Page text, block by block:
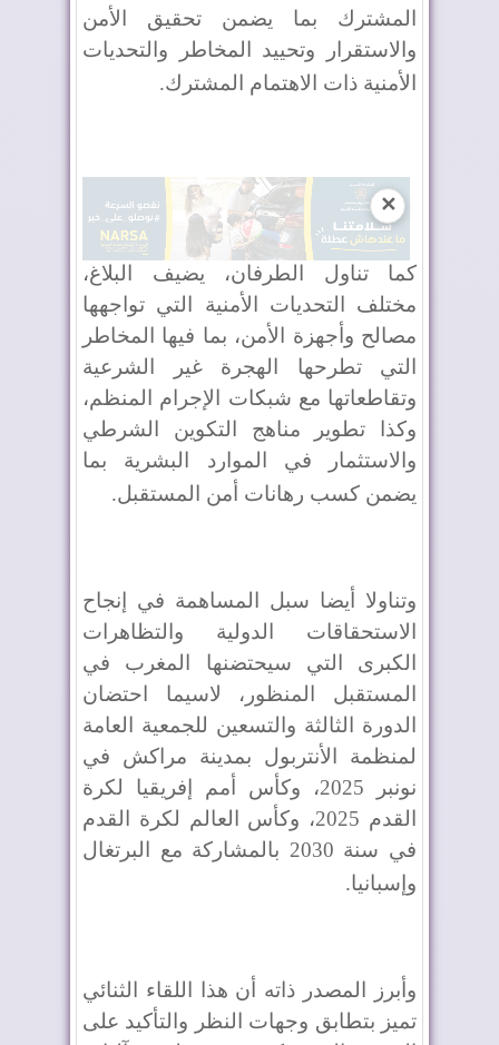
المشترك بما يضمن تحقيق الأمن
والاستقرار وتحييد المخاطر والتحديات
الأمنية ذات الاهتمام المشترك.
✕
كما تناول الطرفان، يضيف البلاغ،
مختلف التحديات الأمنية التي تواجهها
مصالح وأجهزة الأمن، بما فيها المخاطر
التي تطرحها الهجرة غير الشرعية
وتقاطعاتها مع شبكات الإجرام المنظم،
وكذا تطوير مناهج التكوين الشرطي
والاستثمار في الموارد البشرية بما
يضمن كسب رهانات أمن المستقبل.
وتناولا أيضا سبل المساهمة في إنجاح
الاستحقاقات الدولية والتظاهرات
الكبرى التي سيحتضنها المغرب في
المستقبل المنظور، لاسيما احتضان
الدورة الثالثة والتسعين للجمعية العامة
لمنظمة الأنتربول بمدينة مراكش في
نونبر 2025، وكأس أمم إفريقيا لكرة
القدم 2025، وكأس العالم لكرة القدم
في سنة 2030 بالمشاركة مع البرتغال
وإسبانيا.
وأبرز المصدر ذاته أن هذا اللقاء الثنائي
تميز بتطابق وجهات النظر والتأكيد على